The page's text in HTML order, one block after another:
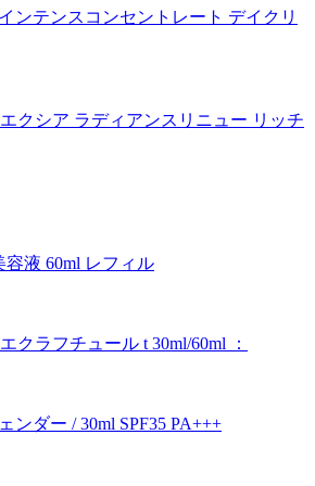
ンテンスコンセントレート デイクリ
クシア ラディアンスリニュー リッチ
液 60ml レフィル
クラフチュール t 30ml/60ml ：
ンダー / 30ml SPF35 PA+++